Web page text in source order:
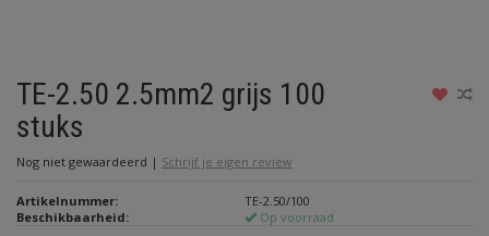
TE-2.50 2.5mm2 grijs 100
stuks
Nog niet gewaardeerd | Schrijf je eigen review
Artikelnummer:
TE-2.50/100
Beschikbaarheid:
Op voorraad